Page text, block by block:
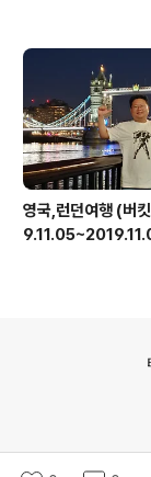
영국,런던여행 (버